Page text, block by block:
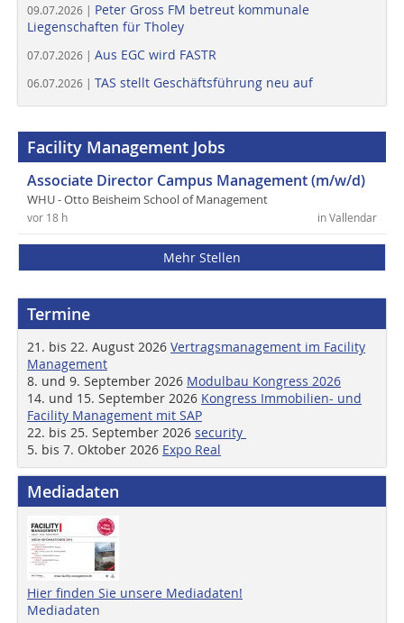
09.07.2026 | Peter Gross FM betreut kommunale
Liegenschaften für Tholey
07.07.2026 | Aus EGC wird FASTR
06.07.2026 | TAS stellt Geschäftsführung neu auf
Facility Management Jobs
Associate Director Campus Management (m/w/d)
WHU - Otto Beisheim School of Management
in Vallendar
vor 18 h
Mehr Stellen
Termine
21. bis 22. August 2026 Vertragsmanagement im Facility
Management
8. und 9. September 2026 Modulbau Kongress 2026
14. und 15. September 2026 Kongress Immobilien- und
Facility Management mit SAP
22. bis 25. September 2026 security
5. bis 7. Oktober 2026 Expo Real
Mediadaten
Hier finden Sie unsere Mediadaten!
Mediadaten